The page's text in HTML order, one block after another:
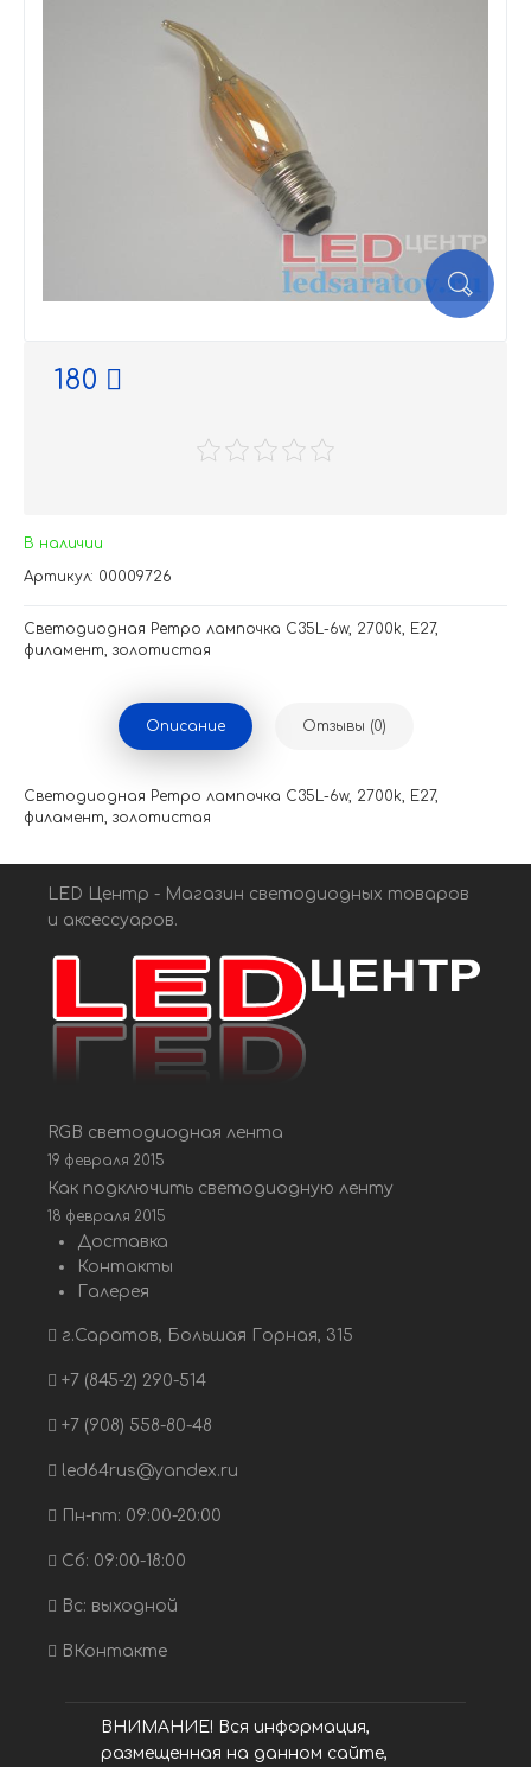
180
В наличии
Артикул: 00009726
Светодиодная Ретро лампочка C35L-6w, 2700k, E27,
филамент, золотистая
Описание Отзывы (0)
Светодиодная Ретро лампочка C35L-6w, 2700k, E27,
филамент, золотистая
LED Центр - Магазин светодиодных товаров
и аксессуаров.
RGB светодиодная лента
19 февраля 2015
Как подключить светодиодную ленту
18 февраля 2015
Доставка
Контакты
Галерея
г.Саратов, Большая Горная, 315
+7 (845-2) 290-514
+7 (908) 558-80-48
led64rus@yandex.ru
Пн-пт: 09:00-20:00
Сб: 09:00-18:00
Вс: выходной
ВКонтакте
ВНИМАНИЕ! Вся информация,
размещенная на данном сайте,